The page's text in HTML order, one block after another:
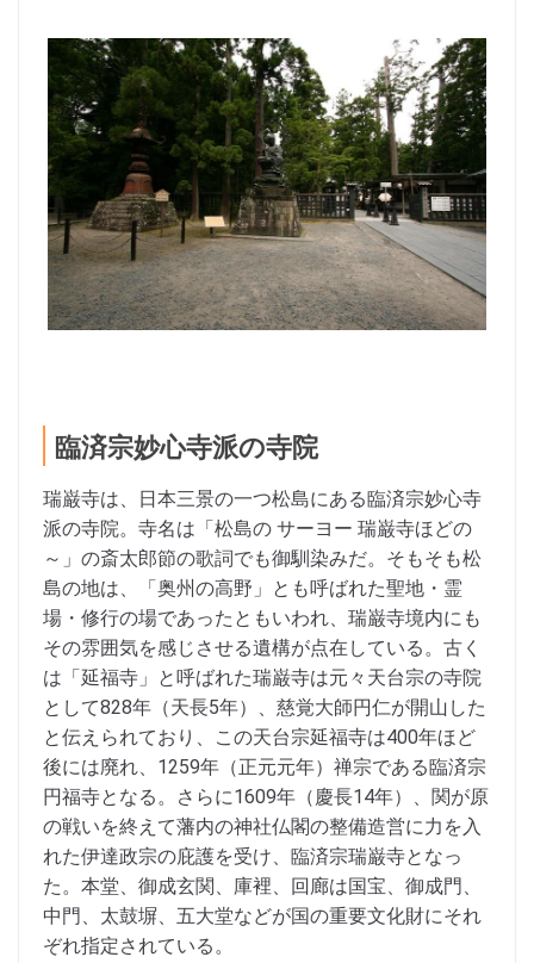
臨済宗妙心寺派の寺院
瑞巌寺は、日本三景の一つ松島にある臨済宗妙心寺
派の寺院。寺名は「松島の サーヨー 瑞巌寺ほどの
～」の斎太郎節の歌詞でも御馴染みだ。そもそも松
島の地は、「奥州の高野」とも呼ばれた聖地・霊
場・修行の場であったともいわれ、瑞巌寺境内にも
その雰囲気を感じさせる遺構が点在している。古く
は「延福寺」と呼ばれた瑞巌寺は元々天台宗の寺院
として828年（天長5年）、慈覚大師円仁が開山した
と伝えられており、この天台宗延福寺は400年ほど
後には廃れ、1259年（正元元年）禅宗である臨済宗
円福寺となる。さらに1609年（慶長14年）、関が原
の戦いを終えて藩内の神社仏閣の整備造営に力を入
れた伊達政宗の庇護を受け、臨済宗瑞巌寺となっ
た。本堂、御成玄関、庫裡、回廊は国宝、御成門、
中門、太鼓塀、五大堂などが国の重要文化財にそれ
ぞれ指定されている。